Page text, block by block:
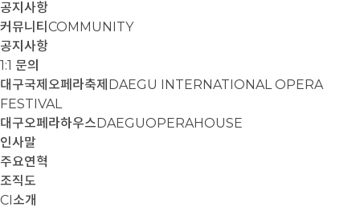
공지사항
커뮤니티 COMMUNITY
공지사항
1:1 문의
대구국제오페라축제 DAEGU INTERNATIONAL OPERA
FESTIVAL
대구오페라하우스DAEGUOPERAHOUSE
인사말
주요연혁
조직도
CI소개